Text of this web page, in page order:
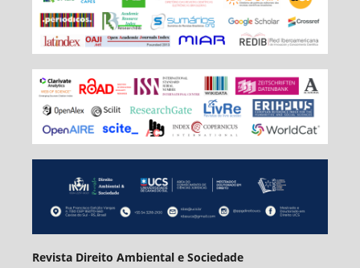
Revista Direito Ambiental e Sociedade